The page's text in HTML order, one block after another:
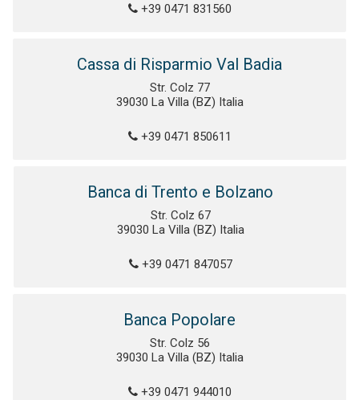
+39 0471 831560
Cassa di Risparmio Val Badia
Str. Colz 77
39030 La Villa (BZ) Italia
+39 0471 850611
Banca di Trento e Bolzano
Str. Colz 67
39030 La Villa (BZ) Italia
+39 0471 847057
Banca Popolare
Str. Colz 56
39030 La Villa (BZ) Italia
+39 0471 944010